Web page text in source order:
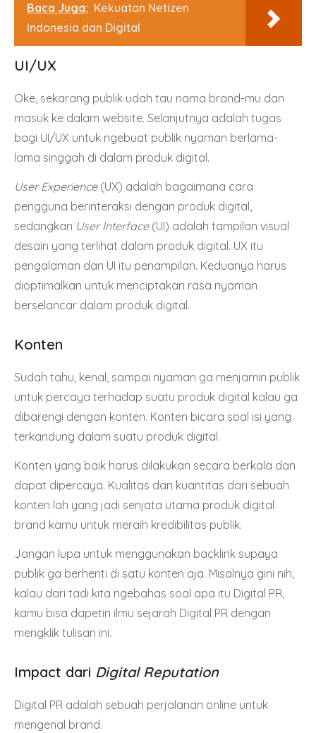
Baca Juga: Kekuatan Netizen
Indonesia dan Digital
UI/UX
Oke, sekarang publik udah tau nama brand-mu dan
masuk ke dalam website. Selanjutnya adalah tugas
bagi UI/UX untuk ngebuat publik nyaman berlama-
lama singgah di dalam produk digital.
User Experience(UX) adalah bagaimana cara
pengguna berinteraksi dengan produk digital,
sedangkan User Interface(UI) adalah tampilan visual
desain yang terlihat dalam produk digital. UX itu
pengalaman dan UI itu penampilan. Keduanya harus
dioptimalkan untuk menciptakan rasa nyaman
berselancar dalam produk digital.
Konten
Sudah tahu, kenal, sampai nyaman ga menjamin publik
untuk percaya terhadap suatu produk digital kalau ga
dibarengi dengan konten. Konten bicara soal isi yang
terkandung dalam suatu produk digital.
Konten yang baik harus dilakukan secara berkala dan
dapat dipercaya. Kualitas dan kuantitas dari sebuah
konten lah yang jadi senjata utama produk digital
brand kamu untuk meraih kredibilitas publik.
Jangan lupa untuk menggunakan backlink supaya
publik ga berhenti di satu konten aja. Misalnya gini nih,
kalau dari tadi kita ngebahas soal apa itu Digital PR,
kamu bisa dapetin ilmu sejarah Digital PR dengan
mengklik tulisan ini.
Impact dari Digital Reputation
Digital PR adalah sebuah perjalanan online untuk
mengenal brand.